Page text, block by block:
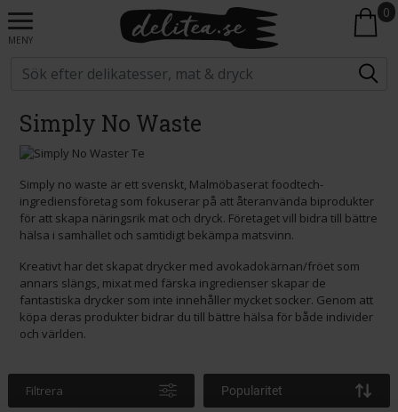
MENY
0
Simply No Waste
Simply no waste är ett svenskt, Malmöbaserat foodtech-
ingrediensföretag som fokuserar på att återanvända biprodukter
för att skapa näringsrik mat och dryck. Företaget vill bidra till bättre
hälsa i samhället och samtidigt bekämpa matsvinn.
Kreativt har det skapat drycker med avokadokärnan/fröet som
annars slängs, mixat med färska ingredienser skapar de
fantastiska drycker som inte innehåller mycket socker. Genom att
köpa deras produkter bidrar du till bättre hälsa för både individer
och världen.
Filtrera Popularitet